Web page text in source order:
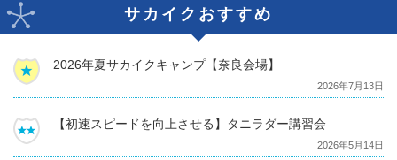
サカイクおすすめ
2026年夏サカイクキャンプ【奈良会場】
2026年7月13日
【初速スピードを向上させる】タニラダー講習会
2026年5月14日